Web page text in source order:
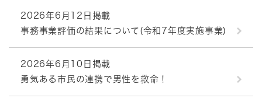
2026年6月12日掲載
事務事業評価の結果について(令和7年度実施事業)
2026年6月10日掲載
勇気ある市民の連携で男性を救命！